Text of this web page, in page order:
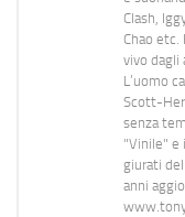
Clash,
Chao
vivo dagli
L’uomo
Scott-
senza
"Vinile" e
giurati
anni